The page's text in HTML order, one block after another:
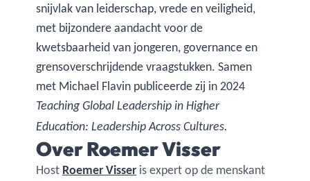
snijvlak van leiderschap, vrede en veiligheid,
met bijzondere aandacht voor de
kwetsbaarheid van jongeren, governance en
grensoverschrijdende vraagstukken. Samen
met Michael Flavin publiceerde zij in 2024
Teaching Global Leadership in Higher
Education: Leadership Across Cultures.
Over Roemer Visser
Host Roemer Visser is expert op de menskant